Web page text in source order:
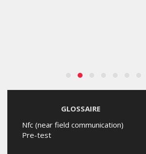
GLOSSAIRE
Nfc (near field communication)
Pre-test